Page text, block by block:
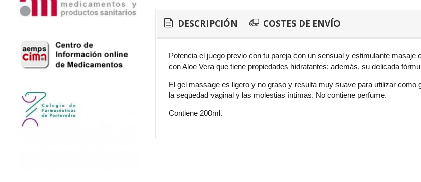
DESCRIPCIÓN COSTES DE ENVÍO
Potencia el juego previo con tu pareja con un sensual y estimulante
con Aloe Vera que tiene propiedades hidratantes; además, su delicada
El gel massage es ligero y no graso y resulta muy suave para utilizar
la sequedad vaginal y las molestias íntimas. No contiene perfume.
Contiene 200ml.